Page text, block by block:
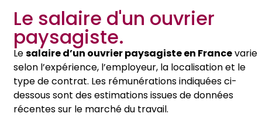
Le salaire d'un ouvrier
paysagiste.
Lesalaire d’un ouvrier paysagiste en Francevarie
selon l’expérience, l’employeur, la localisation et le
type de contrat. Les rémunérations indiquées ci-
dessous sont des estimations issues de données
récentes sur le marché du travail.